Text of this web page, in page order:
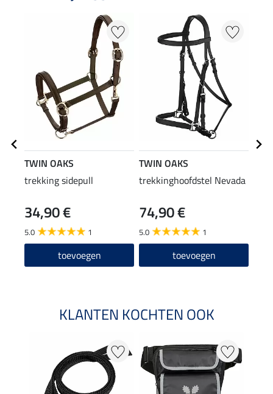
TWIN OAKS
trekking sidepull
34,90 €
5.0 1
toevoegen
TWIN OAKS
trekkinghoofdstel Nevada
74,90 €
5.0 1
toevoegen
KLANTEN KOCHTEN OOK